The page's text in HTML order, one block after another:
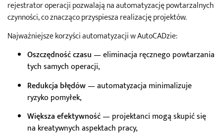
rejestrator operacji pozwalają na automatyzację powtarzalnych
czynności, co znacząco przyspiesza realizację projektów.
Najważniejsze korzyści automatyzacji w AutoCADzie:
Oszczędność czasu— eliminacja ręcznego powtarzania
tych samych operacji,
Redukcja błędów— automatyzacja minimalizuje
ryzyko pomyłek,
Większa efektywność— projektanci mogą skupić się
na kreatywnych aspektach pracy,